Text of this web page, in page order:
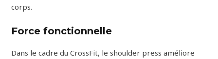
corps.
Force fonctionnelle
Dans le cadre du CrossFit, le shoulder press améliore